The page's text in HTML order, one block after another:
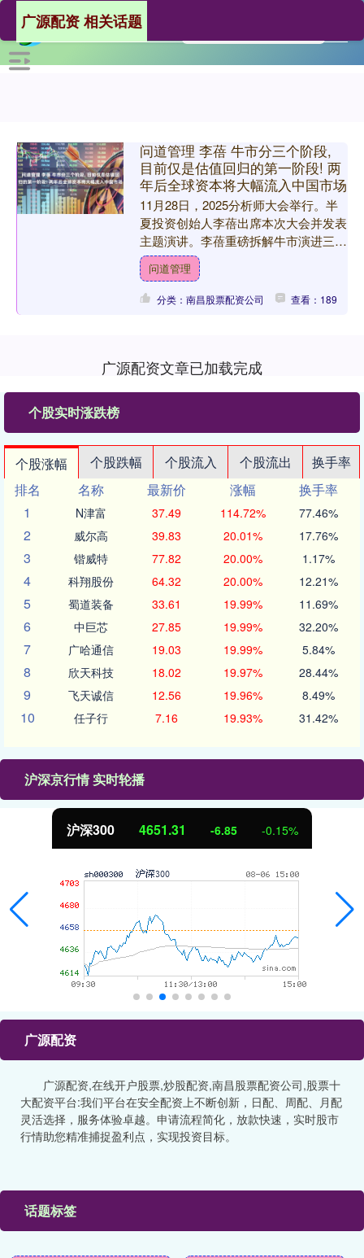
广源配资 相关话题
问道管理 李蓓 牛市分三个阶段,
目前仅是估值回归的第一阶段! 两
年后全球资本将大幅流入中国市场
11月28日，2025分析师大会举行。半
夏投资创始人李蓓出席本次大会并发表
主题演讲。李蓓重磅拆解牛市演进三大
阶段，并抛出全球资产大迁移的前瞻预
判：当前A股港股已....
问道管理
分类：南昌股票配资公司 查看：189
广源配资文章已加载完成
个股实时涨跌榜
个股涨幅 个股跌幅 个股流入 个股流出
换手率
排名
名称 最新价 涨幅
换手率
1
N津富 37.49 114.72% 77.46%
2 威尔高 39.83 20.01% 17.76%
3 锴威特 77.82 20.00% 1.17%
4 科翔股份 64.32 20.00% 12.21%
5 蜀道装备 33.61 19.99% 11.69%
6 中巨芯 27.85 19.99% 32.20%
7 广哈通信 19.03 19.99% 5.84%
8 欣天科技 18.02 19.97% 28.44%
9 飞天诚信 12.56 19.96% 8.49%
10 任子行 7.16 19.93% 31.42%
沪深京行情 实时轮播
沪深300 4651.31 -6.85 -0.15%
广源配资
广源配资,在线开户股票,炒股配资,南昌股票配资公司,股票十
大配资平台:我们平台在安全配资上不断创新，日配、周配、月配
灵活选择，服务体验卓越。申请流程简化，放款快速，实时股市
行情助您精准捕捉盈利点，实现投资目标。
话题标签